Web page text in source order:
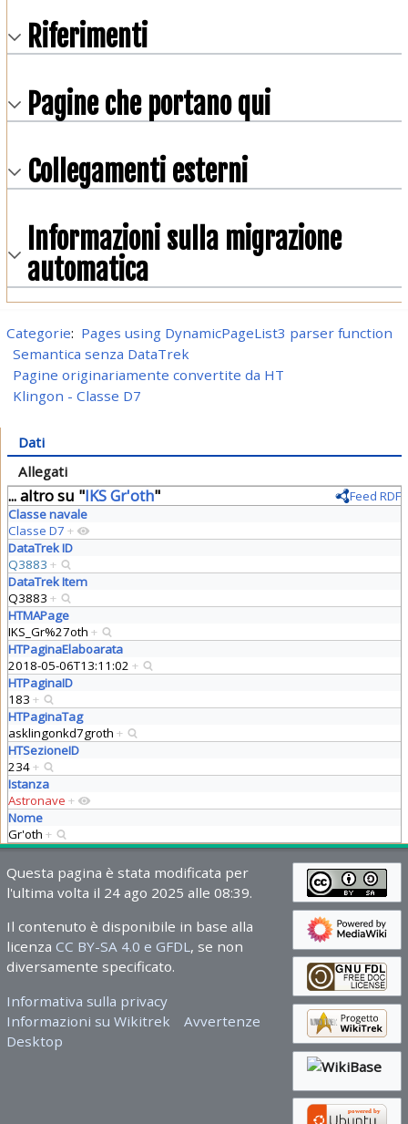
Riferimenti
Pagine che portano qui
Collegamenti esterni
Informazioni sulla migrazione
automatica
Categorie: Pages using DynamicPageList3 parser function
Semantica senza DataTrek
Pagine originariamente convertite da HT
Klingon - Classe D7
Dati
Allegati
... altro su "IKS Gr'oth"
Feed RDF
Classe navale
Classe D7 +
DataTrek ID
Q3883 +
DataTrek Item
Q3883 +
HTMAPage
IKS_Gr%27oth +
HTPaginaElaboarata
2018-05-06T13:11:02 +
HTPaginaID
183 +
HTPaginaTag
asklingonkd7groth +
HTSezioneID
234+
Istanza
Astronave +
Nome
Gr'oth +
Questa pagina è stata modificata per
l'ultima volta il 24 ago 2025 alle 08:39.
Il contenuto è disponibile in base alla
licenza CC BY-SA 4.0 e GFDL, se non
diversamente specificato.
Informativa sulla privacy
Informazioni su Wikitrek
Avvertenze
Desktop